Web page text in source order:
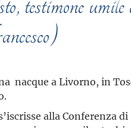
nacque a Livorno, in
alla Conferenza